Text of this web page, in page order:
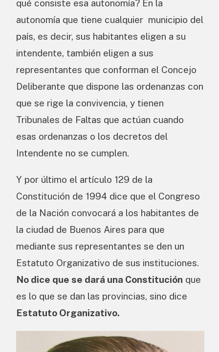
qué consiste esa autonomía? En la
autonomía que tiene cualquier municipio del
país, es decir, sus habitantes eligen a su
intendente, también eligen a sus
representantes que conforman el Concejo
Deliberante que dispone las ordenanzas con
que se rige la convivencia, y tienen
Tribunales de Faltas que actúan cuando
esas ordenanzas o los decretos del
Intendente no se cumplen.
Y por último el artículo 129 de la
Constitución de 1994 dice que el Congreso
de la Nación convocará a los habitantes de
la ciudad de Buenos Aires para que
mediante sus representantes se den un
Estatuto Organizativo de sus instituciones.
No dice que se dará una Constitución que
es lo que se dan las provincias, sino dice
Estatuto Organizativo.